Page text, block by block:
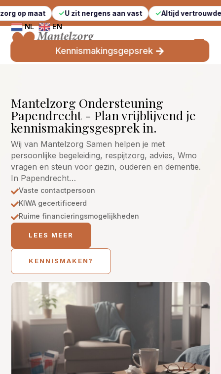
U zit nergens aan vast Altijd vertrouwde gezichten
NL EN
Kennismakingsgepsrek
Mantelzorg Ondersteuning
Papendrecht - Plan vrijblijvend je
kennismakingsgesprek in.
Wij van Mantelzorg Samen helpen je met
persoonlijke begeleiding, respijtzorg, advies, Wmo
vragen en steun voor gezin, ouderen en dementie.
In Papendrecht…
Vaste contactpersoon
KIWA gecertificeerd
Ruime financieringsmogelijkheden
LEES MEER
KENNISMAKEN?